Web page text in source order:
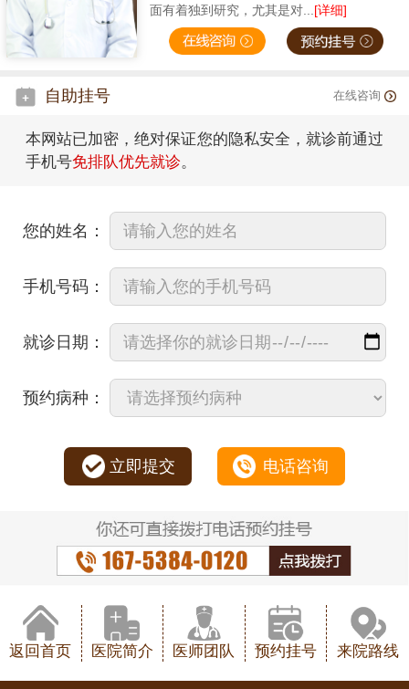
面有着独到研究，尤其是对...[详细]
自助挂号 在线咨询
本网站已加密，绝对保证您的隐私安全，就诊前通过
手机号免排队优先就诊。
您的姓名：
手机号码：
就诊日期：
预约病种：
立即提交 电话咨询
返回首页 医院简介 医师团队 预约挂号 来院路线